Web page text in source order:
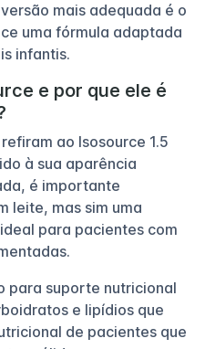
mais adequada é o
uma fórmula adaptada
infantis.
e por que ele é
ao Isosource 1.5
à sua aparência
é importante
leite, mas sim uma
para pacientes com
para suporte nutricional
e lipídios que
de pacientes que